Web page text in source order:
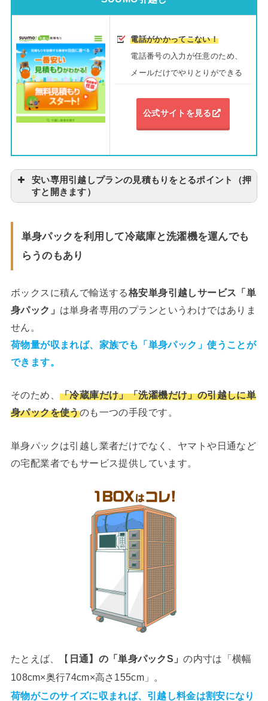
電話がかかってこない！
電話番号の入力が任意のため、
メールだけでやりとりができる
公式サイトを見る
安い専用引越しプランの見積もりをとるポイント（押
すと開きます）
業者の絞り込み機能は使わない
単身パックを利用して冷蔵庫と洗濯機を運んでも
らうのもあり
ボックスに積んで輸送する格安単身引越しサービス「単
身パック」 は単身者専用のプランというわけではありま
せん。
荷物量が収まれば、家族でも「単身パック」使うことが
できます。
そのため、 「冷蔵庫だけ」「洗濯機だけ」の引越しに単
身パックを使うのも一つの手段です。
単身パックは引越し業者だけでなく、ヤマトや日通など
の宅配業者でもサービス提供しています。
たとえば、【 日通】の「単身パックS」の内寸は「横幅
108cm×奥行74cm×高さ155cm」。
荷物がこのサイズに収まれば、引越し料金は割安になり